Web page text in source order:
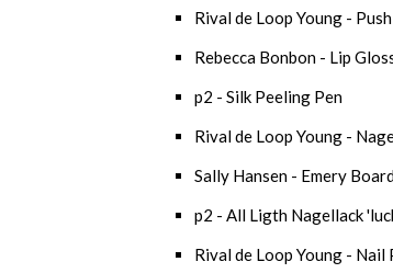
Rival de Loop Young -
Rebecca Bonbon - Lip
p2 - Silk Peeling Pen
Rival de Loop Young -
Sally Hansen - Emery
p2 - All Ligth Nagellack
Rival de Loop Young - Nail